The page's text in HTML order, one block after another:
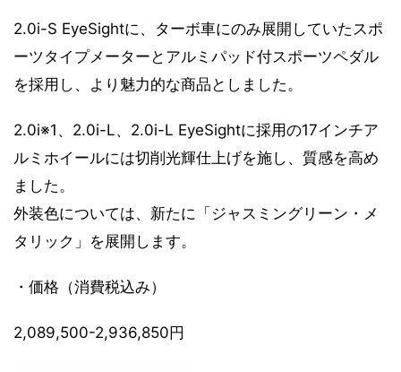
2.0i-S EyeSightに、ターボ車にのみ展開していたスポ
ーツタイプメーターとアルミパッド付スポーツペダル
を採用し、より魅力的な商品としました。
2.0i※1、2.0i-L、2.0i-L EyeSightに採用の17インチア
ルミホイールには切削光輝仕上げを施し、質感を高め
ました。
外装色については、新たに「ジャスミングリーン・メ
タリック」を展開します。
・価格（消費税込み）
2,089,500-2,936,850円